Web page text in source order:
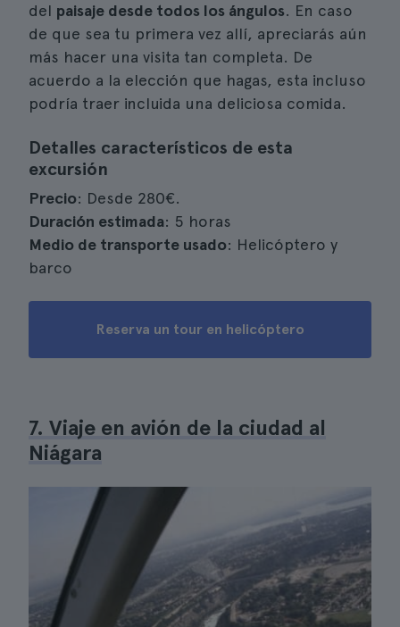
del paisaje desde todos los ángulos. En caso
de que sea tu primera vez allí, apreciarás aún
más hacer una visita tan completa. De
acuerdo a la elección que hagas, esta incluso
podría traer incluida una deliciosa comida.
Detalles característicos de esta
excursión
Precio: Desde 280€.
Duración estimada: 5 horas
Medio de transporte usado: Helicóptero y
barco
Reserva un tour en helicóptero
7. Viaje en avión de la ciudad al
Niágara